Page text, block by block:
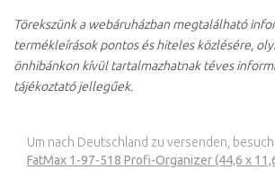
Törekszünk a webáruházban megtalálható
termékleírások pontos és hiteles közlésére,
önhibánkon kívül tartalmazhatnak téves
tájékoztató jellegűek.
Um nach Deutschland zu versenden,
FatMax 1-97-518 Profi-Organizer (44,6 x